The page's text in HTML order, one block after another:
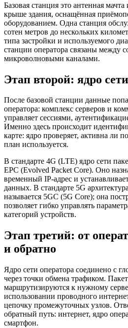
Базовая станция это антенная
крыше здания, оснащённая
оборудованием. Одна станция
сотен метров до нескольких
типа застройки и используемого
станции оператора связаны между
микроволновыми каналами.
Этап второй: ядро
После базовой станции данные
оператора: комплекс серверов и
управляет сессиями,
Именно здесь происходит
карте: ядро проверяет, активна ли
план используется.
В стандарте 4G (LTE) ядро сети
EPC (Evolved Packet Core). Оно
временный IP-адрес и
данных. В стандарте 5G
называется 5GC (5G Core); она
позволяет гибко управлять
категорий устройств.
Этап третий: от
и обратно
Ядро сети оператора соединено с
через точки обмена трафиком.
маршрутизируются к нужному
использовании проводного
цепочку промежуточных узлов.
обратный путь: интернет, ядро
смартфон.